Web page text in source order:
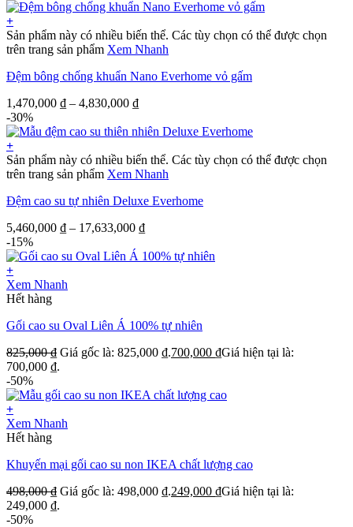
+
Sản phẩm này có nhiều biến thể. Các tùy chọn có thể được chọn
trên trang sản phẩm Xem Nhanh
Đệm bông chống khuẩn Nano Everhome vỏ gấm
1,470,000 ₫ – 4,830,000 ₫
-30%
+
Sản phẩm này có nhiều biến thể. Các tùy chọn có thể được chọn
trên trang sản phẩm Xem Nhanh
Đệm cao su tự nhiên Deluxe Everhome
5,460,000 ₫ – 17,633,000 ₫
-15%
+
Xem Nhanh
Hết hàng
Gối cao su Oval Liên Á 100% tự nhiên
825,000₫ Giá gốc là: 825,000 ₫.700,000 ₫Giá hiện tại là:
700,000 ₫.
-50%
+
Xem Nhanh
Hết hàng
Khuyến mại gối cao su non IKEA chất lượng cao
498,000₫ Giá gốc là: 498,000 ₫.249,000 ₫Giá hiện tại là:
249,000 ₫.
-50%